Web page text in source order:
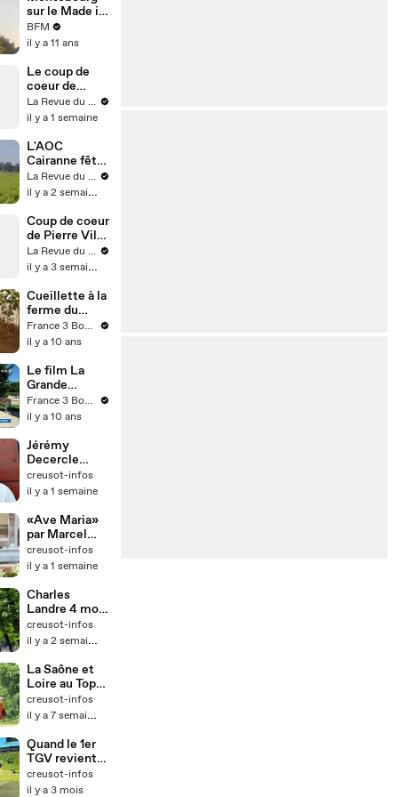
du made in
France"
sur le Made in
France: "C’est
une cause
dépasse les
clivages
politiques"
BFM
il y a 11 ans
Le coup de
coeur de
Jérôme
Gagnez dans
meilleurs vins
de France
2027
La Revue du vin de France
il y a 1 semaine
L'AOC
Cairanne fête
ses 10 ans :
découverte
de
La Revue du vin de France
il y a 2 semaines
Coup de coeur
de Pierre Vila
Palleja à
Bordeaux
La Revue du vin de France
il y a 3 semaines
Cueillette à la
ferme du
château à
Chevigny-
: Direct 3
France 3 Bourgogne
il y a 10 ans
Le film La
Grande
Vadrouille
fête ses 50
Meursault
France 3 Bourgogne
il y a 10 ans
Jérémy
Decercle
défend la loi
d'urgence
creusot-infos
il y a 1 semaine
«Ave Maria»
par Marcel
Deroche
creusot-infos
il y a 1 semaine
Charles
Landre 4 mois
après son
élection
Creusot
creusot-infos
il y a 2 semaines
La Saône et
Loire au Top
contre les
Feux de
creusot-infos
il y a 7 semaines
Quand le 1er
TGV revient
en gare du
Creusot
creusot-infos
il y a 3 mois